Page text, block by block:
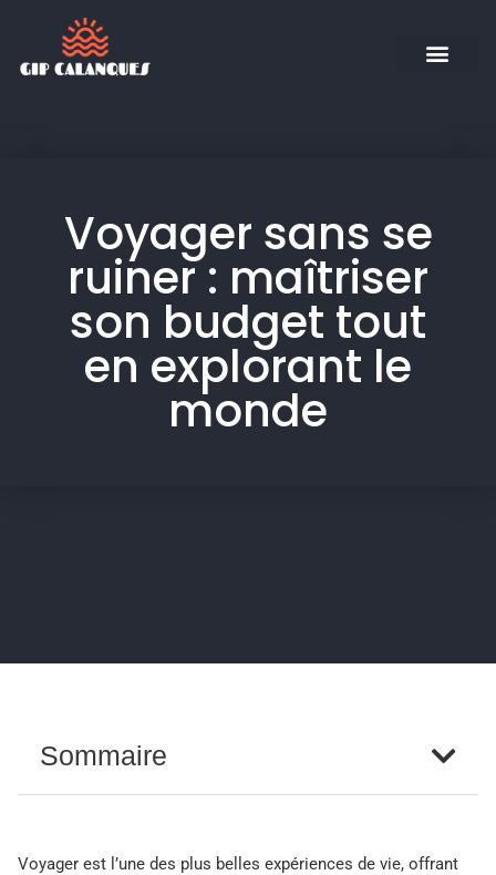
Voyager sans se
ruiner : maîtriser
son budget tout
en explorant le
monde
Sommaire
Voyager est l’une des plus belles expériences de vie, offrant